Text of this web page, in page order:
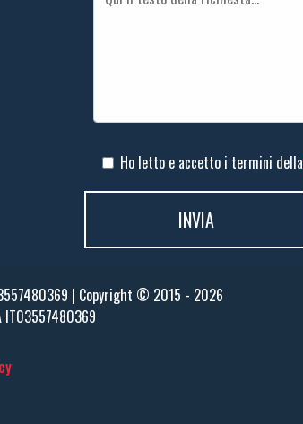
Ho letto e accetto i termini della
| Copyright © 2015 - 2026
IT03557480369